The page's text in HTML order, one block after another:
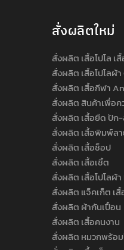
สั่งผลิตใหม่
สั่งผลิต เสื้อโปโล เ
สั่งผลิต เสื้อโปโลผ้
สั่งผลิต เสื้อกีฬา
สั่งผลิต สินค้าเพื่อค
สั่งผลิต เสื้อยืด ปัก
สั่งผลิต เสื้อพิมพ์ล
สั่งผลิต เสื้อช็อป
สั่งผลิต เสื้อเชิ้ต
สั่งผลิต เสื้อโปโลผ้
สั่งผลิต แจ็คเก็ต เสื้
สั่งผลิต ผ้ากันเปื้อน
สั่งผลิต เสื้อคนงาน
สั่งผลิต หมวกพร้อม